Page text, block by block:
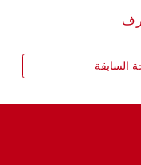
السابقة